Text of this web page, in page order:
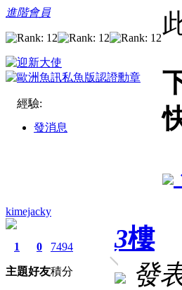
進階會員
經驗:
發消息
kimejacky
1
主題
0
好友
7494
積分
3樓
發